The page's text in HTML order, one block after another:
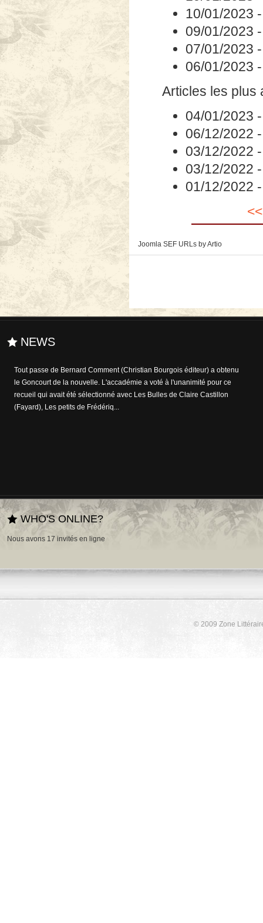
10/01/2023
09/01/2023
07/01/2023
06/01/2023
Articles les plus
04/01/2023
06/12/2022
03/12/2022
03/12/2022
01/12/2022
Joomla SEF URLs by Artio
NEWS
Tout passe de Bernard Comment (Christian Bourgois éditeur) a obtenu
le Goncourt de la nouvelle. L'accadémie a voté à l'unanimité pour ce
recueil qui avait été sélectionné avec Les Bulles de Claire Castillon
(Fayard), Les petits de Frédériq...
A l'heure où le débat sur le numérique envahit et affole le milieu de
l'édition, le bibiophile - entre autres - Karl Lagerfeld (il dit détenir plus
de 300.000 ouvrages dans sa bibliothèque personnelle) a trouvé la
remède pour réconforter t...
WHO'S ONLINE?
Nous avons 17 invités en ligne
© 2009 Zone